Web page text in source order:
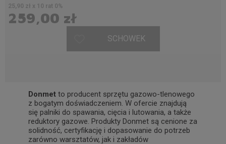
Donmet to producent sprzętu gazowo-tlenowego
z bogatym doświadczeniem. W ofercie znajdują
się palniki do spawania, cięcia i lutowania, a także
reduktory gazowe. Produkty Donmet są cenione za
solidność, certyfikację i dopasowanie do potrzeb
zarówno warsztatów, jak i zakładów
259,00 zł
25,90 zł x 10 rat 0%
SCHOWEK